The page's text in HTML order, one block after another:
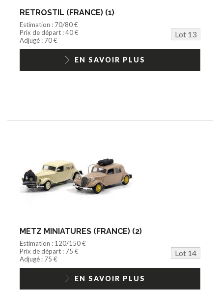
RETROSTIL (FRANCE) (1)
Estimation : 70/80 €
Prix de départ : 40 €
Lot 13
Adjugé : 70 €
EN SAVOIR PLUS
METZ MINIATURES (FRANCE) (2)
Estimation : 120/150 €
Prix de départ : 75 €
Lot 14
Adjugé : 75 €
EN SAVOIR PLUS